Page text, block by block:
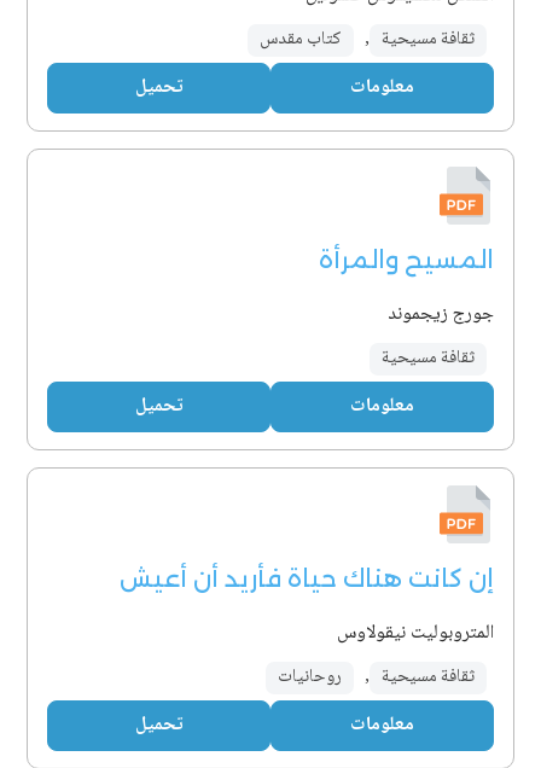
ثقافة مسيحية , كتاب مقدس
معلومات تحميل
المسيح والمرأة
جورج زيجموند
ثقافة مسيحية
معلومات تحميل
إن كانت هناك حياة فأريد أن أعيش
المتروبوليت نيقولاوس
ثقافة مسيحية , روحانيات
معلومات تحميل